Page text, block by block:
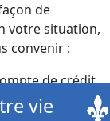
de
votre situation,
convenir :
de crédit
au besoin.
vie